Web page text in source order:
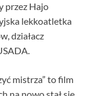
przez Hajo
lekkoatletka
działacz
mistrza” to film